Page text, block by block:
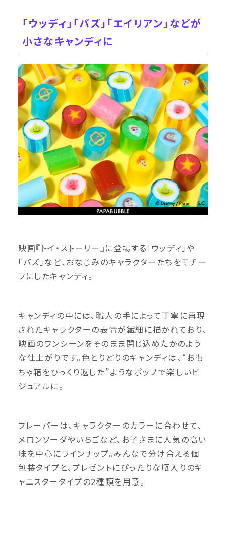
「ウッディ」「バズ」「エイリアン」などが
小さなキャンディに
映画『トイ・ストーリー』に登場する「ウッディ」や
「バズ」など、おなじみのキャラクターたちをモチー
フにしたキャンディ。
キャンディの中には、職人の手によって丁寧に再現
されたキャラクターの表情が繊細に描かれており、
映画のワンシーンをそのまま閉じ込めたかのよう
な仕上がりです。色とりどりのキャンディは、“おも
ちゃ箱をひっくり返した”ようなポップで楽しいビ
ジュアルに。
フレーバーは、キャラクターのカラーに合わせて、
メロンソーダやいちごなど、お子さまに人気の高い
味を中心にラインナップ。みんなで分け合える個
包装タイプと、プレゼントにぴったりな瓶入りのキ
ャニスタータイプの2種類を用意。